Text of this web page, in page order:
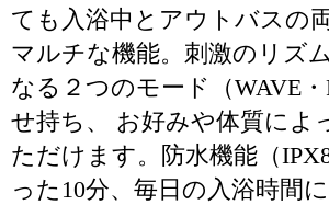
ても入浴中とアウトバスの
マルチな機能。刺激のリズ
なる２つのモード（WAVE
せ持ち、 お好みや体質によ
ただけます。防水機能（
った10分、毎日の入浴時間